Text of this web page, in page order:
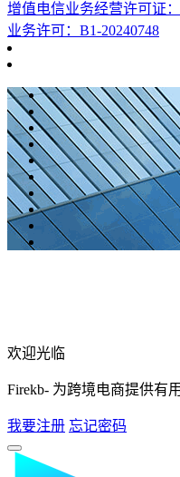
增值电信业务经营许可证
业务许可：B1-20240748
欢迎光临
Firekb- 为跨境电商提供有
我要注册 忘记密码